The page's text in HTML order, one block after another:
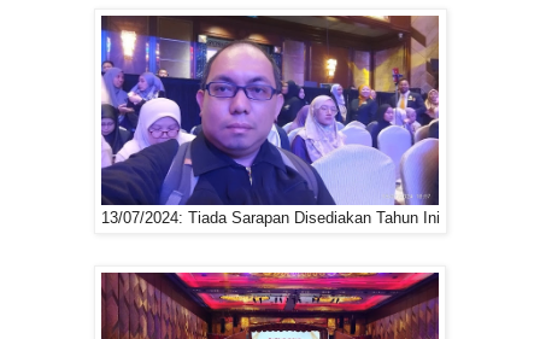
13/07/2024: Tiada Sarapan Disediakan Tahun Ini